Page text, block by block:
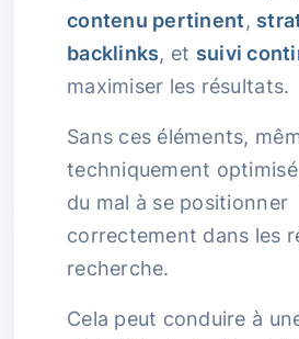
contenu pertinent,
backlinks, et suivi
maximiser les résultats.
Sans ces éléments,
techniquement
du mal à se positionner
correctement dans les
recherche.
Cela peut conduire à